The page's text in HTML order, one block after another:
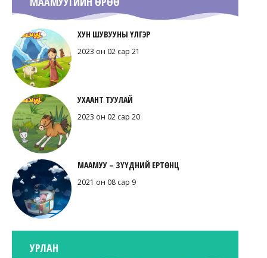
ХУН ШУВУУНЫ ҮЛГЭР
2023 он 02 сар 21
УХААНТ ТУУЛАЙ
2023 он 02 сар 20
МААМУУ – ЗҮҮДНИЙ ЕРТӨНЦ
2021 он 08 сар 9
УРЛАН